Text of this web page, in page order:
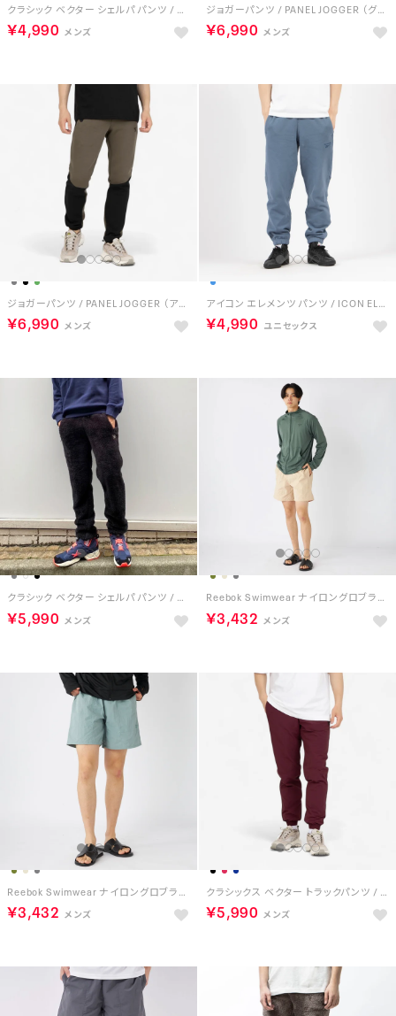
クラシック ベクター シェルパ パンツ / CL F VECTOR SHERPA PANT （クラシックホワイト）
￥4,990
ジョガーパンツ / PANEL JOGGER （グレー/ブラック）
￥6,990
ジョガーパンツ / PANEL JOGGER （アーミーグリーン/ブラック）
￥6,990
アイコン エレメンツ パンツ / ICON ELEMENTS PANT （シャドー）
￥4,990
クラシック ベクター シェルパ パンツ / CL F VECTOR SHERPA PANT （ブラック）
￥5,990
Reebok Swimwear ナイロングロブランショーツ （ベージュ）
￥3,432
Reebok Swimwear ナイロングロブランショーツ （ライトカーキ）
￥3,432
クラシックス ベクター トラックパンツ / CL F FR TRACKPANT （バーガンディー）
￥5,990